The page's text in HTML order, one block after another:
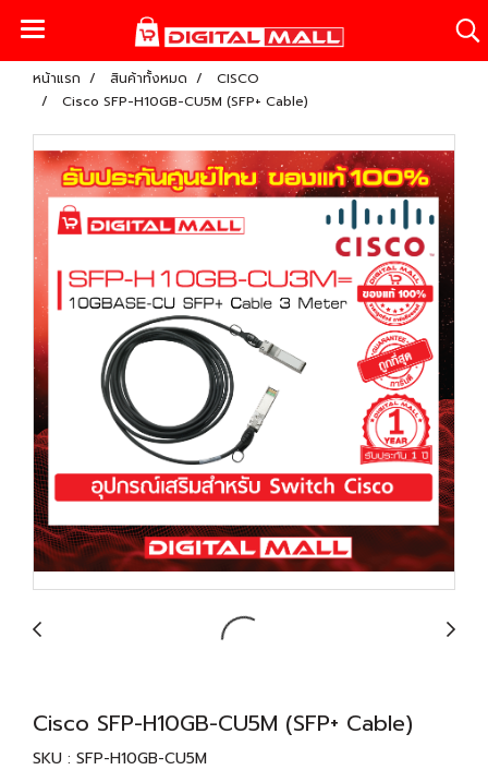
หน้าแรก สินค้าทั้งหมด
CISCO
Cisco SFP-H10GB-CU5M (SFP+ Cable)
Cisco SFP-H10GB-CU5M (SFP+ Cable)
SKU : SFP-H10GB-CU5M